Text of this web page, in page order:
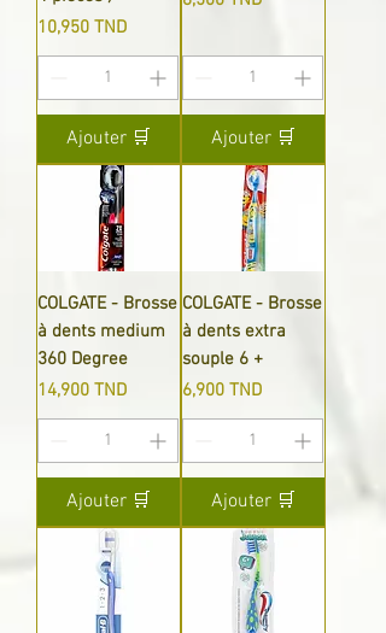
Prix
10,950 TND
Ajouter 🛒 Ajouter 🛒
COLGATE - Brosse
à dents medium
360 ​​Degree
Prix
14,900 TND
Ajouter 🛒
COLGATE - Brosse
à dents extra
souple 6 +
Prix
6,900 TND
Ajouter 🛒